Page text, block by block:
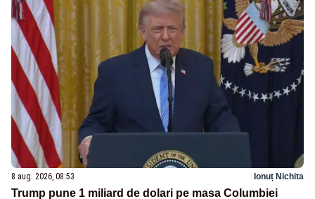
8 aug. 2026, 08:53 Ionuț Nichita
Trump pune 1 miliard de dolari pe masa Columbiei